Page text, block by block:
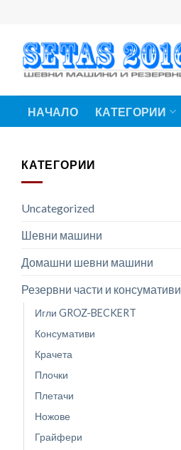
content
НАЧАЛО КАТЕГОРИИ
КАТЕГОРИИ
Uncategorized
Шевни машини
Домашни шевни машини
Резервни части и консумативи
Игли GROZ-BECKERT
Консумативи
Крачета
Плочки
Плетачи
Ножове
Грайфери